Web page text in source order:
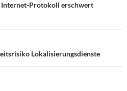
Internet-Protokoll erschwert
Lokalisierungsdienste